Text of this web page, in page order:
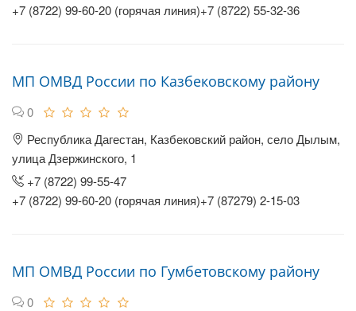
+7 (8722) 99-60-20 (горячая линия)+7 (8722) 55-32-36
МП ОМВД России по Казбековскому району
0
Республика Дагестан, Казбековский район, село Дылым,
улица Дзержинского, 1
+7 (8722) 99-55-47
+7 (8722) 99-60-20 (горячая линия)+7 (87279) 2-15-03
МП ОМВД России по Гумбетовскому району
0